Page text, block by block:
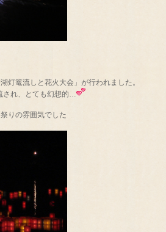
灯篭流しと花火大会」が行われました。
され、とても幻想的…
りの雰囲気でした